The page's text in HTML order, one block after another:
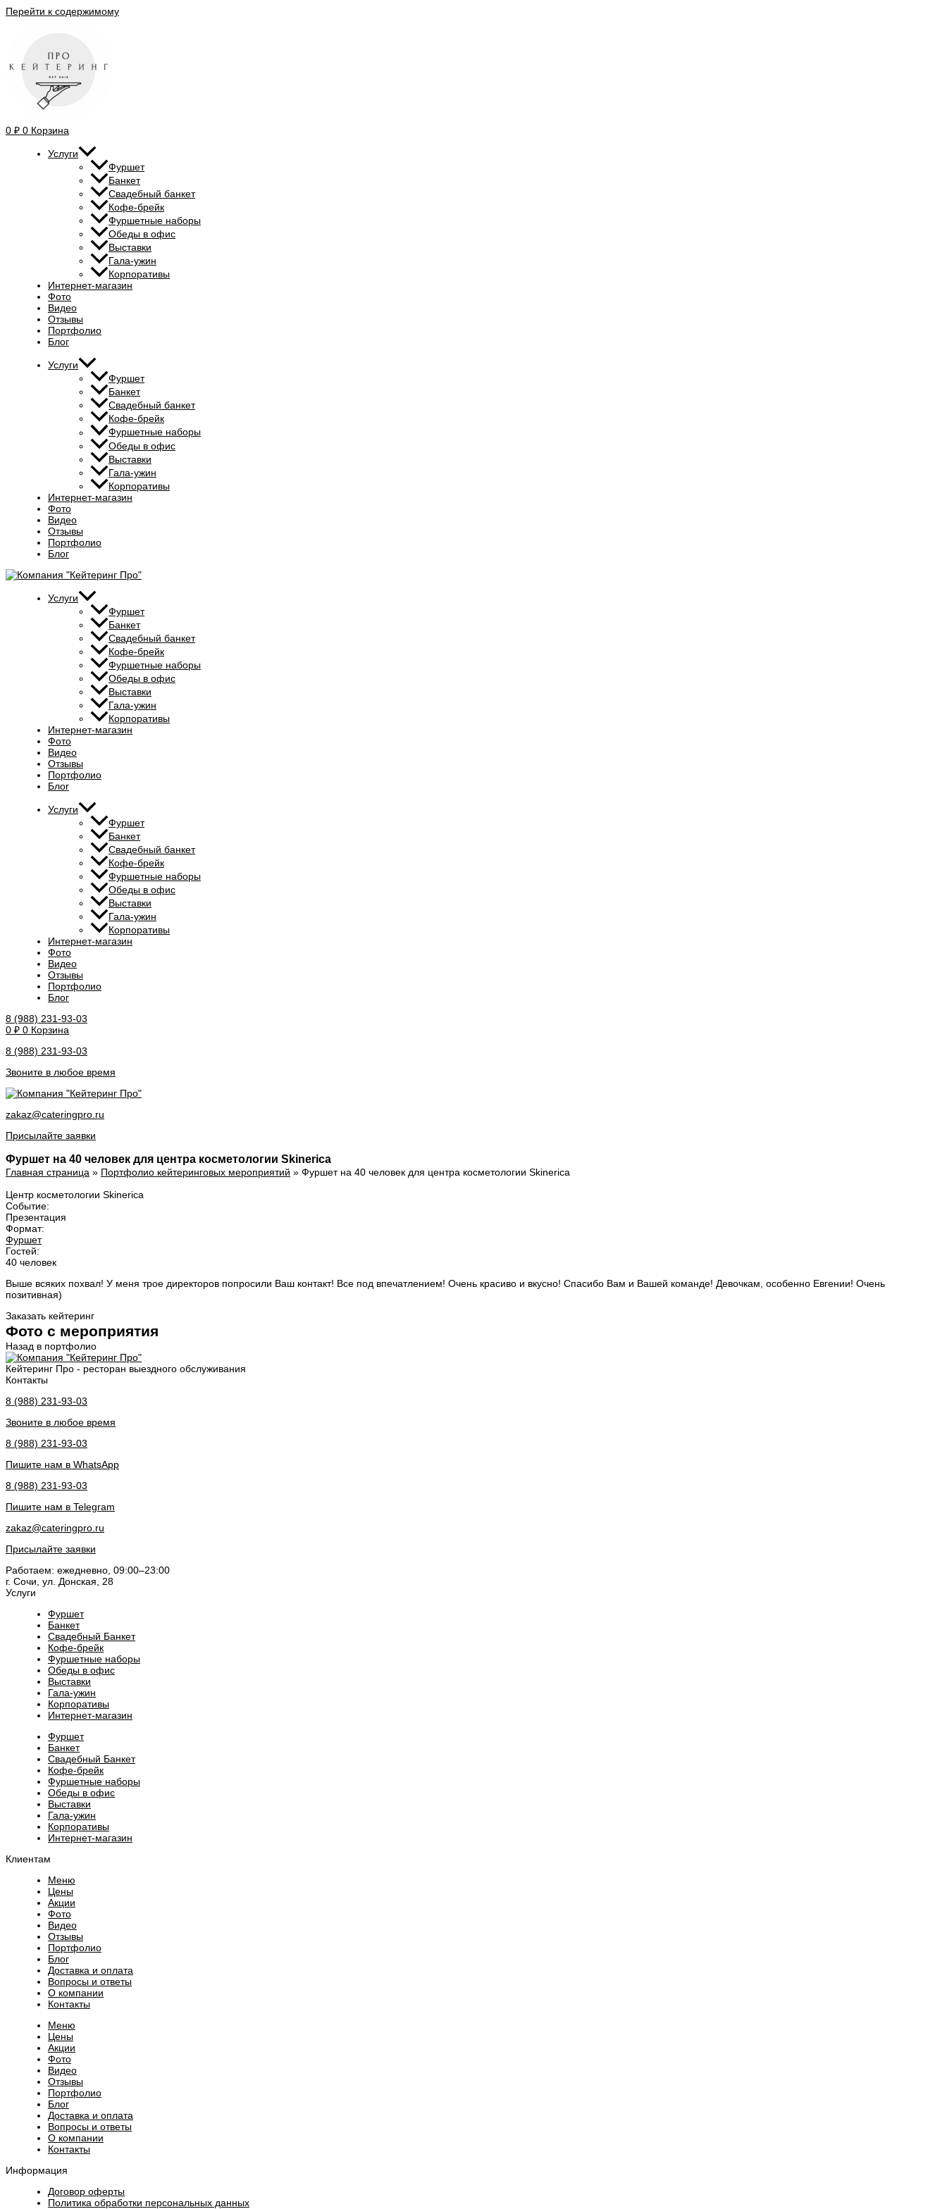
Перейти к содержимому
0 ₽ 0 Корзина
Услуги
Фуршет
Банкет
Свадебный банкет
Кофе-брейк
Фуршетные наборы
Обеды в офис
Выставки
Гала-ужин
Корпоративы
Интернет-магазин
Фото
Видео
Отзывы
Портфолио
Блог
Услуги
Фуршет
Банкет
Свадебный банкет
Кофе-брейк
Фуршетные наборы
Обеды в офис
Выставки
Гала-ужин
Корпоративы
Интернет-магазин
Фото
Видео
Отзывы
Портфолио
Блог
Услуги
Фуршет
Банкет
Свадебный банкет
Кофе-брейк
Фуршетные наборы
Обеды в офис
Выставки
Гала-ужин
Корпоративы
Интернет-магазин
Фото
Видео
Отзывы
Портфолио
Блог
Услуги
Фуршет
Банкет
Свадебный банкет
Кофе-брейк
Фуршетные наборы
Обеды в офис
Выставки
Гала-ужин
Корпоративы
Интернет-магазин
Фото
Видео
Отзывы
Портфолио
Блог
8 (988) 231-93-03
0 ₽ 0 Корзина
8 (988) 231-93-03
Звоните в любое время
zakaz@cateringpro.ru
Присылайте заявки
Фуршет на 40 человек для центра косметологии Skinerica
Главная страница » Портфолио кейтеринговых мероприятий » Фуршет на 40 человек для центра косметологии Skinerica
Центр косметологии Skinerica
Событие:
Презентация
Формат:
Фуршет
Гостей:
40 человек
Выше всяких похвал! У меня трое директоров попросили Ваш контакт! Все под впечатлением! Очень красиво и вкусно! Спасибо Вам и Вашей команде! Девочкам, особенно Евгении! Очень
позитивная)
Заказать кейтеринг
Фото с мероприятия
Назад в портфолио
Кейтеринг Про - ресторан выездного обслуживания
Контакты
8 (988) 231-93-03
Звоните в любое время
8 (988) 231-93-03
Пишите нам в WhatsApp
8 (988) 231-93-03
Пишите нам в Telegram
zakaz@cateringpro.ru
Присылайте заявки
Работаем: ежедневно, 09:00–23:00
г. Сочи, ул. Донская, 28
Услуги
Фуршет
Банкет
Свадебный Банкет
Кофе-брейк
Фуршетные наборы
Обеды в офис
Выставки
Гала-ужин
Корпоративы
Интернет-магазин
Фуршет
Банкет
Свадебный Банкет
Кофе-брейк
Фуршетные наборы
Обеды в офис
Выставки
Гала-ужин
Корпоративы
Интернет-магазин
Клиентам
Меню
Цены
Акции
Фото
Видео
Отзывы
Портфолио
Блог
Доставка и оплата
Вопросы и ответы
О компании
Контакты
Меню
Цены
Акции
Фото
Видео
Отзывы
Портфолио
Блог
Доставка и оплата
Вопросы и ответы
О компании
Контакты
Информация
Договор оферты
Политика обработки персональных данных